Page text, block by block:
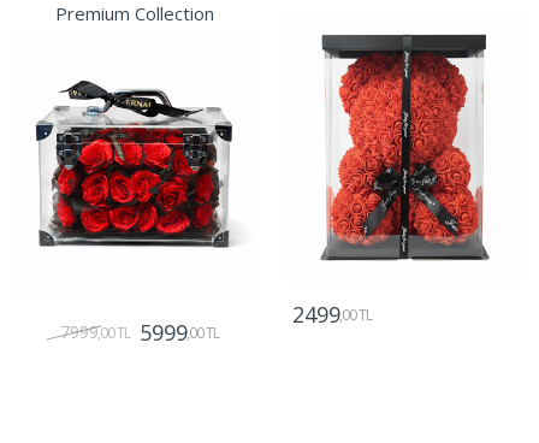
Premium Collection
7999,00 TL 5999,00 TL
2499,00 TL